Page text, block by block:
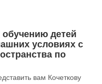
детей
условиях с
по
вам Кочеткову